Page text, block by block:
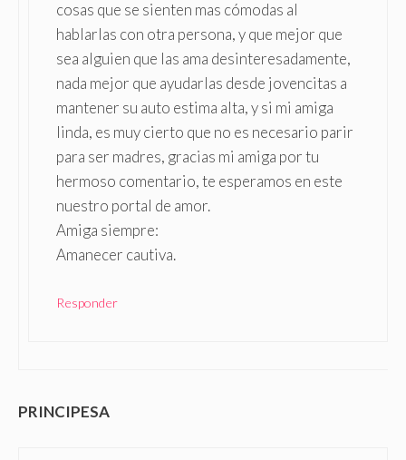
cosas que se sienten mas cómodas al
hablarlas con otra persona, y que mejor que
sea alguien que las ama desinteresadamente,
nada mejor que ayudarlas desde jovencitas a
mantener su auto estima alta, y si mi amiga
linda, es muy cierto que no es necesario parir
para ser madres, gracias mi amiga por tu
hermoso comentario, te esperamos en este
nuestro portal de amor.
Amiga siempre:
Amanecer cautiva.
Responder
PRINCIPESA